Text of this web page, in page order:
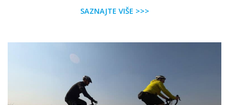
SAZNAJTE VIŠE >>>